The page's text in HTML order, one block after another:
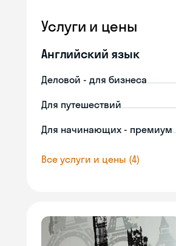
Услуги и цены
Английский язык
Деловой - для бизнеса
Для путешествий
Для начинающих - премиум
Все услуги и цены (4)